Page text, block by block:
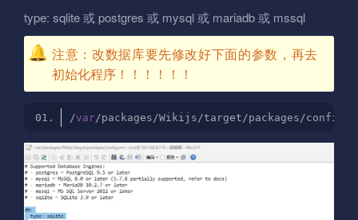
type: sqlite 或 postgres 或 mysql 或 mariadb 或 mssql
注意：改数据库要先修改好下面的参数，再去
初始化程序！！！！！！
/var